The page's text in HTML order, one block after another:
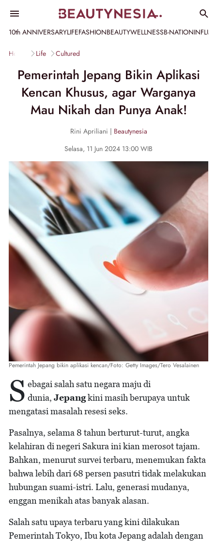
10th ANNIVERSARYLIFEFASHIONBEAUTYWELLNESSB-NATION
Home Life Cultured
Pemerintah Jepang Bikin Aplikasi
Kencan Khusus, agar Warganya
Mau Nikah dan Punya Anak!
Rini Apriliani | Beautynesia
Selasa, 11 Jun 2024 13:00 WIB
Pemerintah Jepang bikin aplikasi kencan/Foto: Getty Images/Tero Vesalainen
S ebagai salah satu negara maju di
dunia, Jepangkini masih berupaya untuk
mengatasi masalah resesi seks.
Pasalnya, selama 8 tahun berturut-turut, angka
kelahiran di negeri Sakura ini kian merosot tajam.
Bahkan, menurut survei terbaru, menemukan fakta
bahwa lebih dari 68 persen pasutri tidak melakukan
hubungan suami-istri. Lalu, generasi mudanya,
enggan menikah atas banyak alasan.
Salah satu upaya terbaru yang kini dilakukan
Pemerintah Tokyo, Ibu kota Jepang adalah dengan